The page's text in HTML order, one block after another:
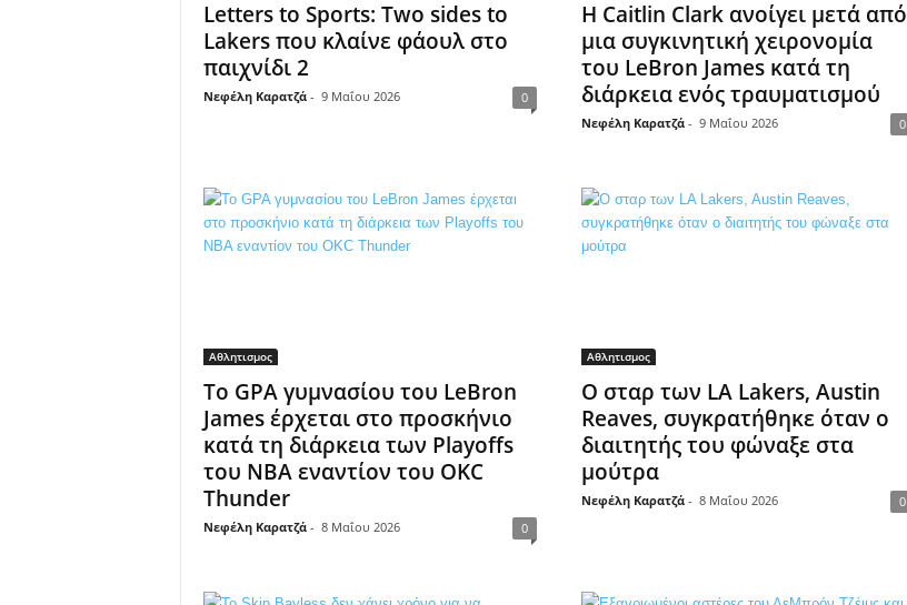
Letters to Sports: Two sides to
Lakers που κλαίνε φάουλ στο
παιχνίδι 2
Νεφέλη Καρατζά - 9 Μαΐου 2026 0
Η Caitlin Clark ανοίγει μετά από
μια συγκινητική χειρονομία
του LeBron James κατά τη
διάρκεια ενός τραυματισμού
Νεφέλη Καρατζά - 9 Μαΐου 2026 0
Αθλητισμος
Το GPA γυμνασίου του LeBron
James έρχεται στο προσκήνιο
κατά τη διάρκεια των Playoffs
του NBA εναντίον του OKC
Thunder
Νεφέλη Καρατζά - 8 Μαΐου 2026 0
Αθλητισμος
Ο σταρ των LA Lakers, Austin
Reaves, συγκρατήθηκε όταν ο
διαιτητής του φώναξε στα
μούτρα
Νεφέλη Καρατζά - 8 Μαΐου 2026 0